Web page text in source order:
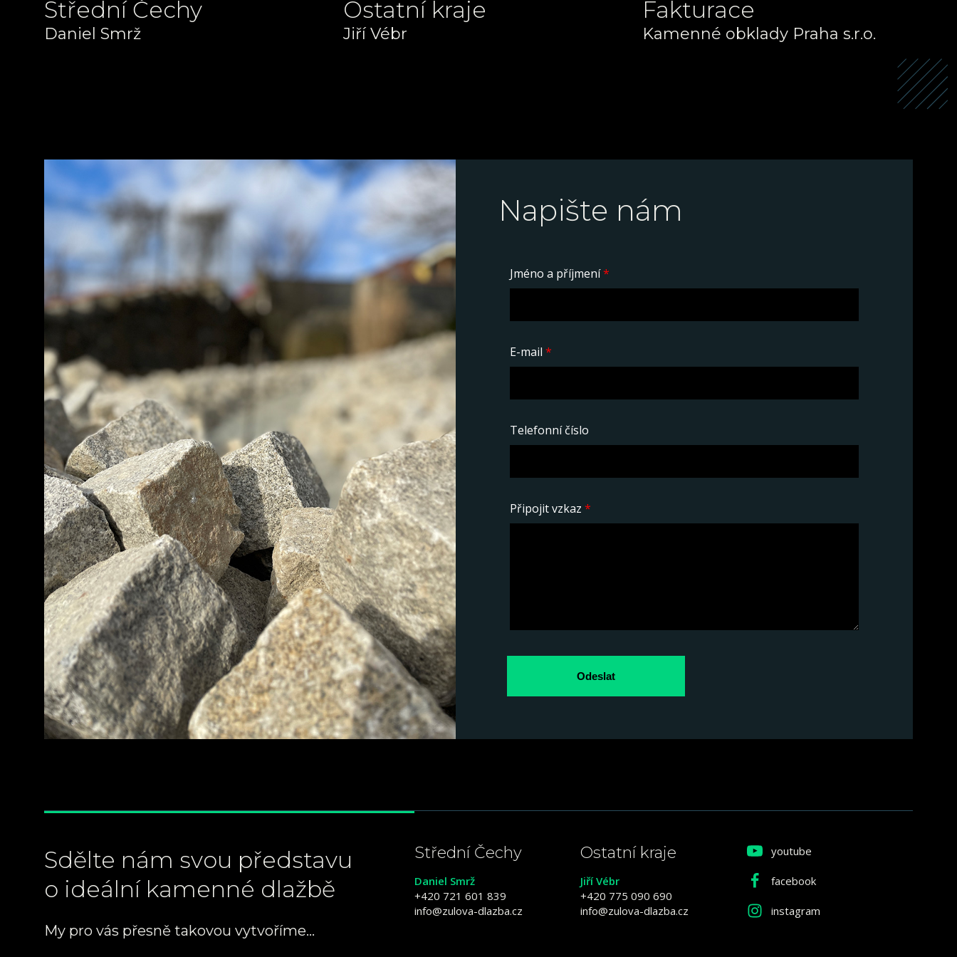
Střední Čechy
Daniel Smrž
Ostatní kraje
Jiří Vébr
Fakturace
Kamenné obklady Praha s.r.o.
Napište nám
Jméno a příjmení*
E-mail*
Telefonní číslo
Připojit vzkaz*
Odeslat
Sdělte nám svou představu
o ideální kamenné dlažbě
My pro vás přesně takovou vytvoříme...
Střední Čechy
Daniel Smrž
+420 721 601 839
info@zulova-dlazba.cz
Ostatní kraje
Jiří Vébr
+420 775 090 690
info@zulova-dlazba.cz
youtube
facebook
instagram